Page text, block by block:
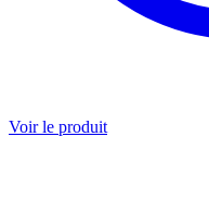
Voir le produit